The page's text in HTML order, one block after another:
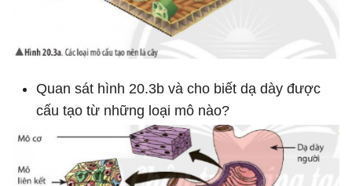
Quan sát hình 20.3b và cho biết dạ dày được
cấu tạo từ những loại mô nào?